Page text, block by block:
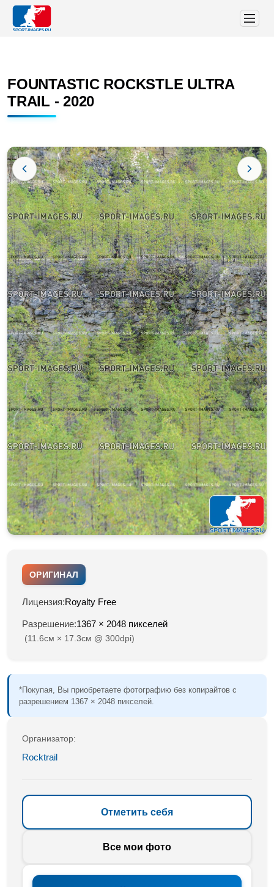
FOUNTASTIC ROCKSTLE ULTRA
TRAIL - 2020
ОРИГИНАЛ
Лицензия:Royalty Free
Разрешение:1367 × 2048 пикселей
(11.6см × 17.3см @ 300dpi)
*Покупая, Вы приобретаете фотографию без копирайтов с
разрешением 1367 × 2048 пикселей.
Организатор:
Rocktrail
Отметить себя
Все мои фото